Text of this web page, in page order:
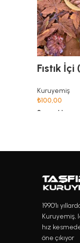
Fıstık
Kuruyemiş
₺100,00
Seçenekler
1990’lı
Kuruyemiş,
hız
öne çıkıyor